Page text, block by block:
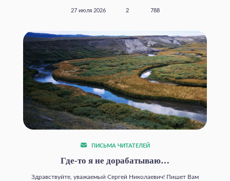
27 июля 2026 2 788
ПИСЬМА ЧИТАТЕЛЕЙ
Где‑то я не дорабатываю…
Здравствуйте, уважаемый Сергей Николаевич! Пишет Вам